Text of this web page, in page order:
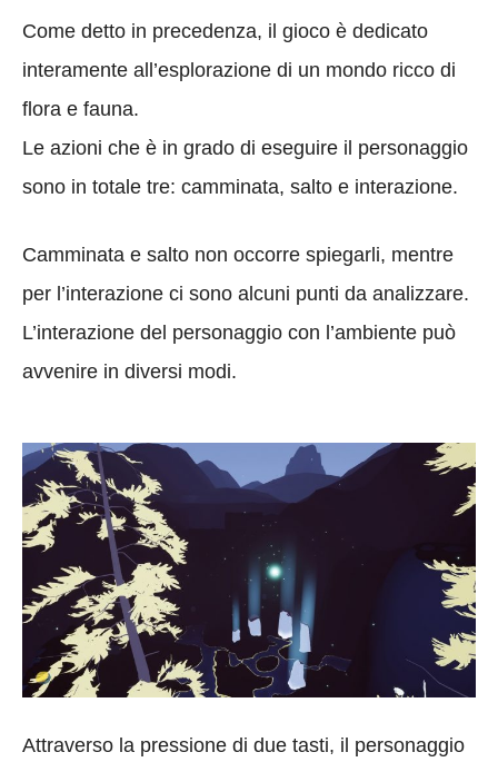
Come detto in precedenza, il gioco è dedicato
interamente all’esplorazione di un mondo ricco di
flora e fauna.
Le azioni che è in grado di eseguire il personaggio
sono in totale tre: camminata, salto e interazione.
Camminata e salto non occorre spiegarli, mentre
per l’interazione ci sono alcuni punti da analizzare.
L’interazione del personaggio con l’ambiente può
avvenire in diversi modi.
Attraverso la pressione di due tasti, il personaggio